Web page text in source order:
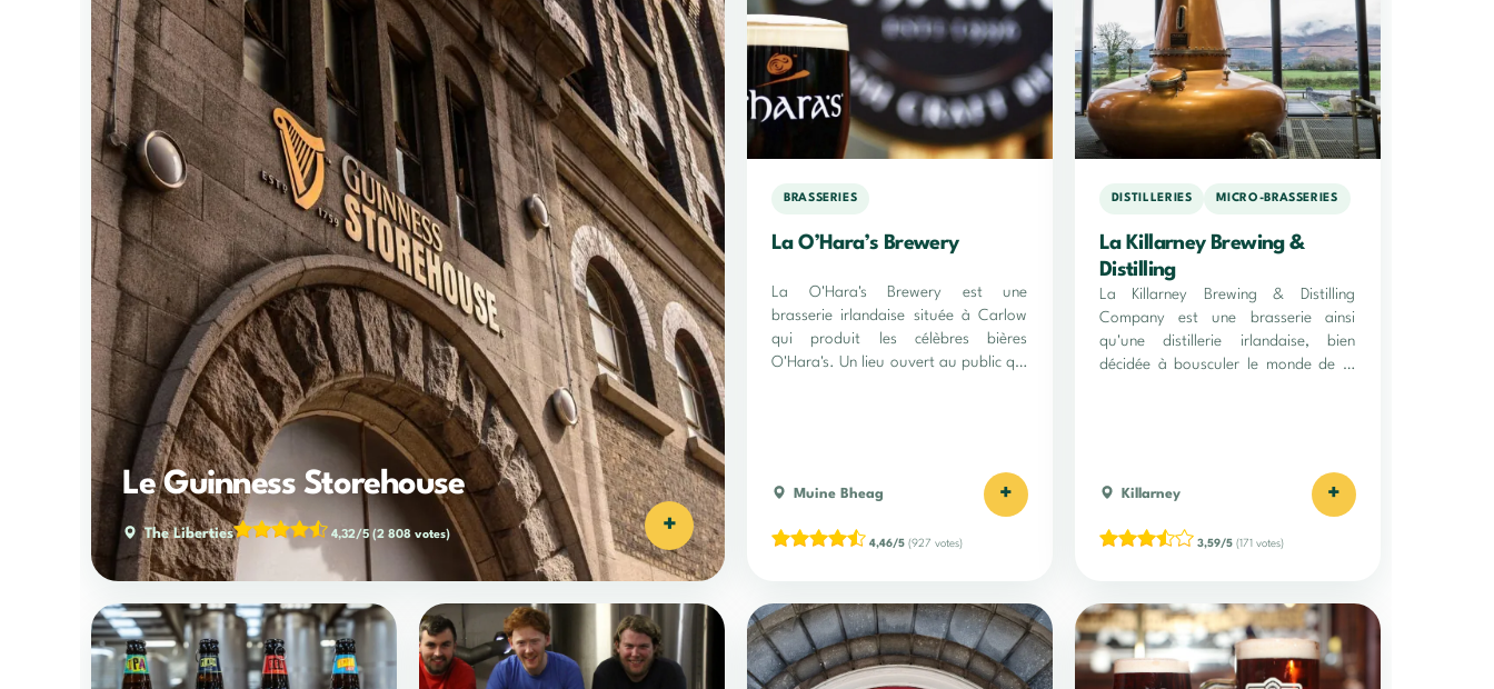
Le Guinness Storehouse
The Liberties 4,32/5 (2 808 votes) +
BRASSERIES
La O’Hara’s Brewery
La O'Hara's Brewery est une
brasserie irlandaise située à Carlow
qui produit les célèbres bières
O'Hara's. Un lieu ouvert au public qui
Muine Bheag +
4,46/5 (927 votes)
DISTILLERIES MICRO-BRASSERIES
La Killarney Brewing &
Distilling
La Killarney Brewing & Distilling
Company est une brasserie ainsi
qu'une distillerie irlandaise, bien
décidée à bousculer le monde de la
Killarney +
3,59/5(171 votes)